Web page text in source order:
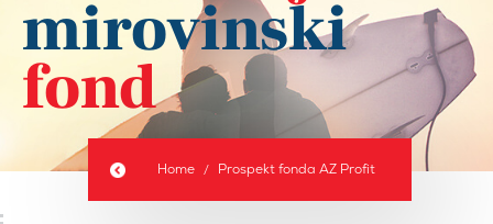
mirovinski
fond
Home Prospekt fonda AZ Profit